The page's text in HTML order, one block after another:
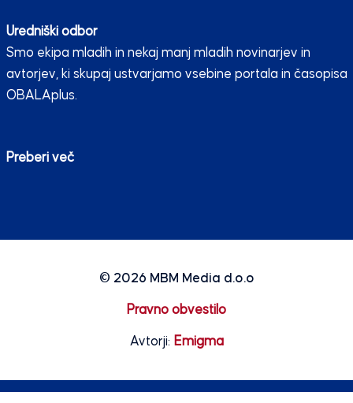
Uredniški odbor
Smo ekipa mladih in nekaj manj mladih novinarjev in
avtorjev, ki skupaj ustvarjamo vsebine portala in časopisa
OBALAplus.
Preberi več
© 2026 MBM Media d.o.o
Pravno obvestilo
Avtorji: Emigma